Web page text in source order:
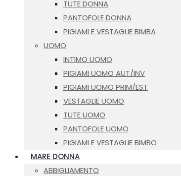
TUTE DONNA
PANTOFOLE DONNA
PIGIAMI E VESTAGLIE BIMBA
UOMO
INTIMO UOMO
PIGIAMI UOMO AUT/INV
PIGIAMI UOMO PRIM/EST
VESTAGLIE UOMO
TUTE UOMO
PANTOFOLE UOMO
PIGIAMI E VESTAGLIE BIMBO
MARE DONNA
ABBIGLIAMENTO